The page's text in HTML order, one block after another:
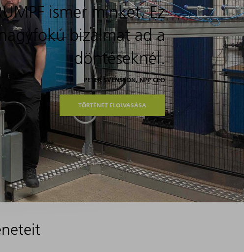
ismer minket. Ez
nagyfokú bizalmat ad a
döntéseknél.
PETER SVENSSON, NPP CEO
TÖRTÉNET ELOLVASÁSA